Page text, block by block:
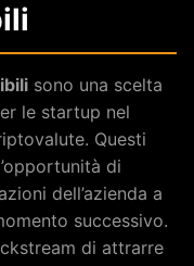
sono una scelta
le startup nel
Questi
di
dell’azienda a
successivo.
di attrarre